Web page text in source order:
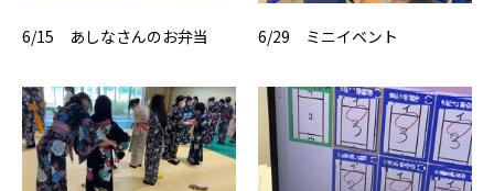
6/15 あしなさんのお弁当 6/29 ミニイベント